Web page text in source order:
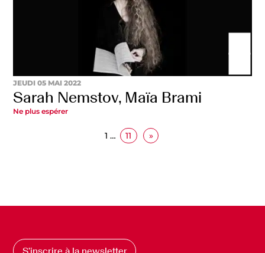
JEUDI 05 MAI 2022
Sarah Nemstov, Maïa Brami
Ne plus espérer
1 … 11 »